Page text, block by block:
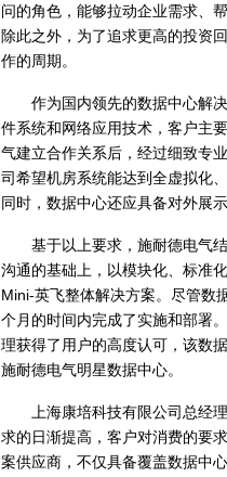
问的角色，能够拉动企业需求、
除此之外，为了追求更高的投资
作的周期。
作为国内领先的数据中心解决
件系统和网络应用技术，客户主
气建立合作关系后，经过细致专
司希望机房系统能达到全虚拟化
同时，数据中心还应具备对外展
基于以上要求，施耐德电气结
沟通的基础上，以模块化、标准
Mini-英飞整体解决方案。尽管数
个月的时间内完成了实施和部署
理获得了用户的高度认可，该数
施耐德电气明星数据中心。
上海康培科技有限公司总经理
求的日渐提高，客户对消费的要
案供应商，不仅具备覆盖数据中